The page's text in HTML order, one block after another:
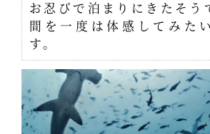
お忍びで泊まりにきたそう
間を一度は体感してみた
す。